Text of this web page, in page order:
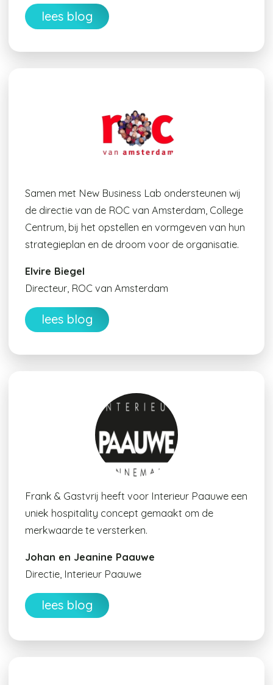
lees blog
Samen met New Business Lab ondersteunen wij
de directie van de ROC van Amsterdam, College
Centrum, bij het opstellen en vormgeven van hun
strategieplan en de droom voor de organisatie.
Elvire Biegel
Directeur, ROC van Amsterdam
lees blog
Frank & Gastvrij heeft voor Interieur Paauwe een
uniek hospitality concept gemaakt om de
merkwaarde te versterken.
Johan en Jeanine Paauwe
Directie, Interieur Paauwe
lees blog